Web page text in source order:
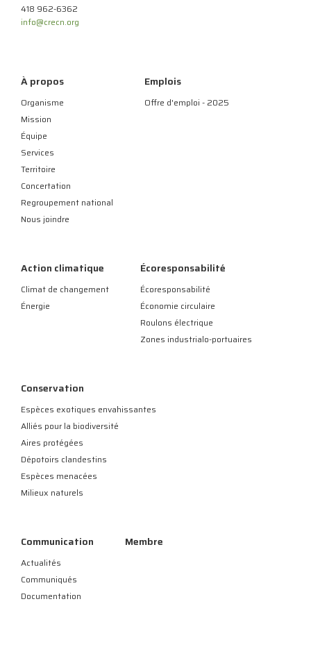
418 962-6362
info@crecn.org
À propos
Organisme
Mission
Équipe
Services
Territoire
Concertation
Regroupement national
Nous joindre
Emplois
Offre d'emploi - 2025
Action climatique
Climat de changement
Énergie
Écoresponsabilité
Écoresponsabilité
Économie circulaire
Roulons électrique
Zones industrialo-portuaires
Conservation
Espèces exotiques envahissantes
Alliés pour la biodiversité
Aires protégées
Dépotoirs clandestins
Espèces menacées
Milieux naturels
Communication
Actualités
Communiqués
Documentation
Membre